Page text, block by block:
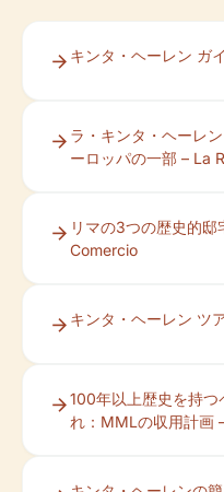
キンタ・ヘーレン ガ
ラ・キンタ・ヘーレ
ーロッパの一部 – La
リマの3つの歴史的邸
Comercio
キンタ・ヘーレン ツ
100年以上歴史を持
れ：MMLの収用計画